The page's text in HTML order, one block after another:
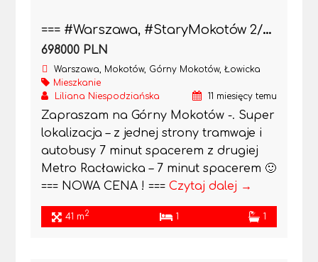
=== #Warszawa, #StaryMokotów 2/3 pokoje Cichutkie ..
698000 PLN
Warszawa, Mokotów, Górny Mokotów, Łowicka
Mieszkanie
Liliana Niespodziańska
11 miesięcy temu
Zapraszam na Górny Mokotów -. Super
lokalizacja – z jednej strony tramwaje i
autobusy 7 minut spacerem z drugiej
Metro Racławicka – 7 minut spacerem 🙂
=== NOWA CENA ! === Czytaj dalej →
41 m2 1 1